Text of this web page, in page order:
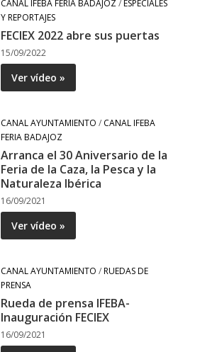
CANAL IFEBA FERIA BADAJOZ/ESPECIALES
Y REPORTAJES
FECIEX 2022 abre sus puertas
15/09/2022
Ver vídeo »
CANAL AYUNTAMIENTO / CANAL IFEBA
FERIA BADAJOZ
Arranca el 30 Aniversario de la
Feria de la Caza, la Pesca y la
Naturaleza Ibérica
16/09/2021
Ver vídeo »
CANAL AYUNTAMIENTO /RUEDAS DE
PRENSA
Rueda de prensa IFEBA-
Inauguración FECIEX
16/09/2021